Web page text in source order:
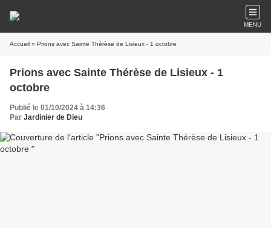
MENU
Accueil » Prions avec Sainte Thérèse de Lisieux - 1 octobre
Prions avec Sainte Thérèse de Lisieux - 1
octobre
Publié le 01/10/2024 à 14:36
Par Jardinier de Dieu